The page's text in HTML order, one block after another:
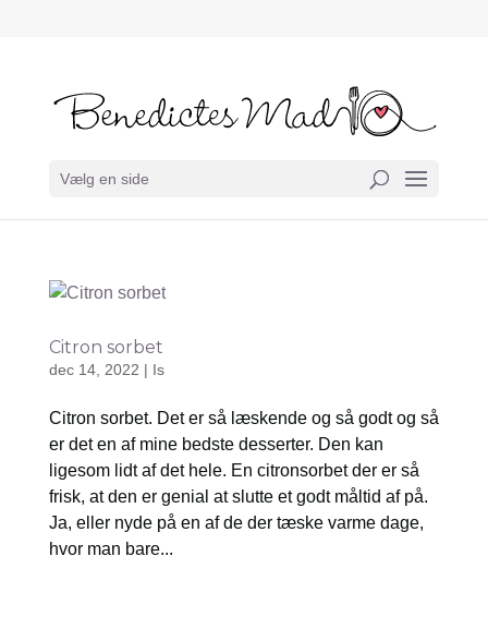
Vælg en side
Citron sorbet
dec 14, 2022 | Is
Citron sorbet. Det er så læskende og så godt og så
er det en af mine bedste desserter. Den kan
ligesom lidt af det hele. En citronsorbet der er så
frisk, at den er genial at slutte et godt måltid af på.
Ja, eller nyde på en af de der tæske varme dage,
hvor man bare...